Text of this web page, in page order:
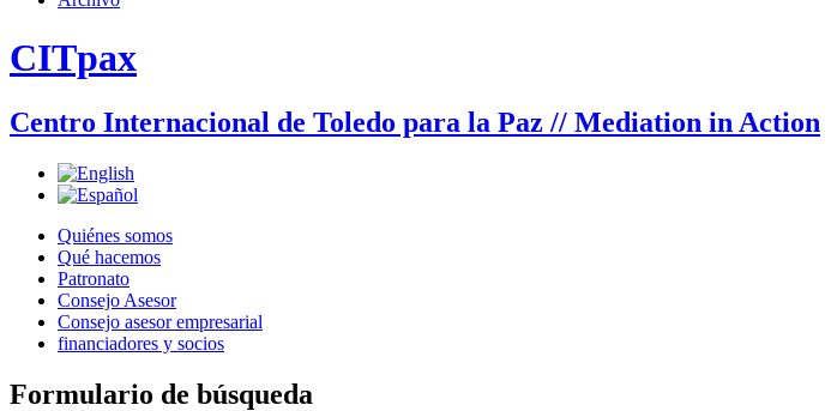
CITpax
Centro Internacional de Toledo para la Paz // Mediation in Action
Quiénes somos
Qué hacemos
Patronato
Consejo Asesor
Consejo asesor empresarial
financiadores y socios
Formulario de búsqueda